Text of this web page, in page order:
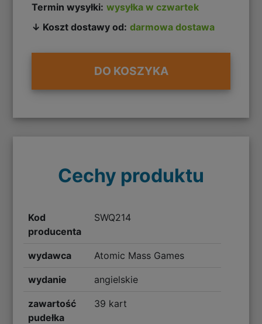
Termin wysyłki: wysyłka w czwartek
↓ Koszt dostawy od: darmowa dostawa
DO KOSZYKA
Cechy produktu
Kod
producenta
SWQ214
wydawca Atomic Mass Games
wydanie angielskie
zawartość
pudełka
39 kart